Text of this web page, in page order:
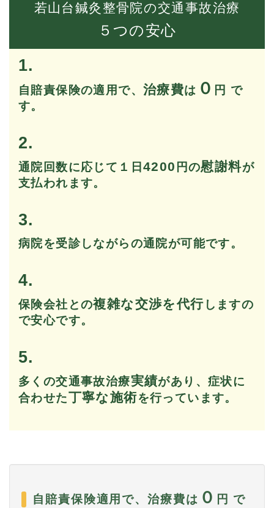
若山台鍼灸整骨院の交通事故治療
５つの安心
1.
自賠責保険の適用で、 治療費は ０ 円 で
す。
2.
通院回数に応じて１日 4200 円の慰謝料が
支払われます。
3.
病院を受診しながらの通院が可能です。
4.
保険会社との複雑な交渉を代行 しますの
で安心です。
5.
多くの交通事故治療実績があり、症状に
合わせた丁寧な施術を行っています。
自賠責保険適用で、治療費は ０ 円 で